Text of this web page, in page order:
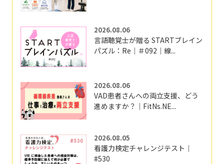
2026.08.06
言語聴覚士が贈る STARTブレイン
パズル：Re｜＃092｜線...
2026.08.06
VAD患者さんへの両立支援、どう
進めますか？｜FitNs.NE...
2026.08.05
看護力検定チャレンジテスト｜
#530